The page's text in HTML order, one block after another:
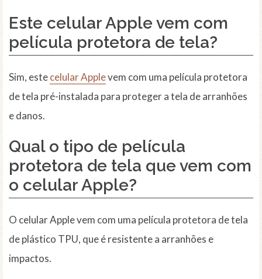
Este celular Apple vem com
película protetora de tela?
Sim, estecelular Applevem com uma película protetora
de tela pré-instalada para proteger a tela de arranhões
e danos.
Qual o tipo de película
protetora de tela que vem com
o celular Apple?
O celular Apple vem com uma película protetora de tela
de plástico TPU, que é resistente a arranhões e
impactos.